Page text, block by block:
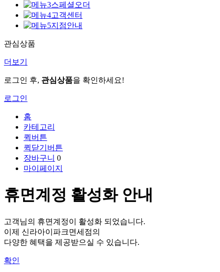
스페셜오더
고객센터
지점안내
관심상품
더보기
로그인 후, 관심상품을 확인하세요!
로그인
홈
카테고리
퀵버튼
퀵닫기버튼
장바구니 0
마이페이지
휴면계정 활성화 안내
고객님의 휴면계정이 활성화 되었습니다.
이제 신라아이파크면세점의
다양한 혜택을 제공받으실 수 있습니다.
확인